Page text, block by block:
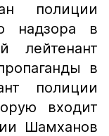
полиции
надзора в
лейтенант
в
полиции
входит
Шамханов